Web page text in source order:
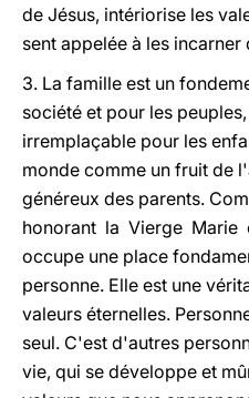
de Jésus, intériorise les
sent appelée à les
3. La famille est un
société et pour les
irremplaçable pour les
monde comme un fruit de
généreux des parents.
honorant la Vierge Marie
occupe une place
personne. Elle est une
valeurs éternelles.
seul. C'est d'autres
vie, qui se développe et